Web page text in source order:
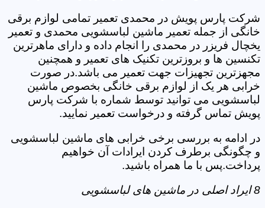
شرکت پارس پویش در محمدی تعمیر تمامی لوازم برقی
خانگی از جمله تعمیر ماشین لباسشویی محمدی و تعمیر
یخچال فریزر در محمدی را انجام داده و دارای ماهرترین
تکنسین ها و بروزترین تکنیک های تعمیر و همچنین
مجهزترین تجهیزات جهت تعمیر می باشد.در صورت
خرابی هر یک از لوازم برقی خانگی بخصوص ماشین
لباسشویی می توانید توسط شماره با شرکت پارس
پویش تماس گرفته و درخواست تعمیر نمایید.
در ادامه به بررسی برخی خرابی های ماشین لباسشویی
و چگونگی برطرف کردن ایرادات آن خواهیم
پرداخت.پس با ما همراه باشید.
8 ایراد اصلی در ماشین های لباسشویی